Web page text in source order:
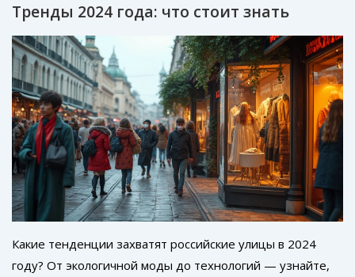
из реальных российских городов. Читатель узнает, как
выглядеть современно даже с базовым бюджетом.
Тренды 2024 года: что стоит знать
Какие тенденции захватят российские улицы в 2024
году? От экологичной моды до технологий — узнайте,